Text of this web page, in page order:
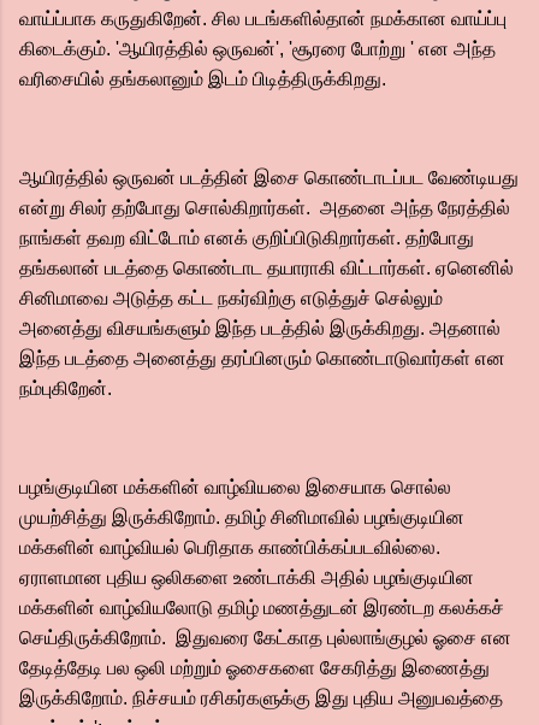
வாய்ப்பாக கருதுகிறேன். சில படங்களில்தான் நமக்கான வாய்ப்பு
கிடைக்கும். 'ஆயிரத்தில் ஒருவன்', 'சூரரை போற்று ' என அந்த
வரிசையில் தங்கலானும் இடம் பிடித்திருக்கிறது.
ஆயிரத்தில் ஒருவன் படத்தின் இசை கொண்டாடப்பட வேண்டியது
என்று சிலர் தற்போது சொல்கிறார்கள்.‌ அதனை அந்த நேரத்தில்
நாங்கள் தவற விட்டோம் எனக் குறிப்பிடுகிறார்கள். தற்போது
தங்கலான் படத்தை கொண்டாட தயாராகி விட்டார்கள். ஏனெனில்
சினிமாவை அடுத்த கட்ட நகர்விற்கு எடுத்துச் செல்லும்
அனைத்து விசயங்களும் இந்த படத்தில் இருக்கிறது. அதனால்
இந்த படத்தை அனைத்து தரப்பினரும் கொண்டாடுவார்கள் என
நம்புகிறேன்.
பழங்குடியின மக்களின் வாழ்வியலை இசையாக சொல்ல
முயற்சித்து இருக்கிறோம். தமிழ் சினிமாவில் பழங்குடியின
மக்களின் வாழ்வியல் பெரிதாக காண்பிக்கப்படவில்லை.
ஏராளமான புதிய ஒலிகளை உண்டாக்கி அதில் பழங்குடியின
மக்களின் வாழ்வியலோடு தமிழ் மணத்துடன் இரண்டற கலக்கச்
செய்திருக்கிறோம். இதுவரை கேட்காத புல்லாங்குழல் ஓசை என
தேடித்தேடி பல ஒலி மற்றும் ஓசைகளை சேகரித்து இணைத்து
இருக்கிறோம்.‌ நிச்சயம் ரசிகர்களுக்கு இது புதிய அனுபவத்தை